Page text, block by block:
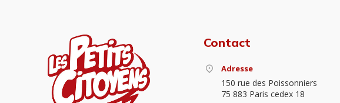
Contact
Adresse
150 rue des Poissonniers
75 883 Paris cedex 18